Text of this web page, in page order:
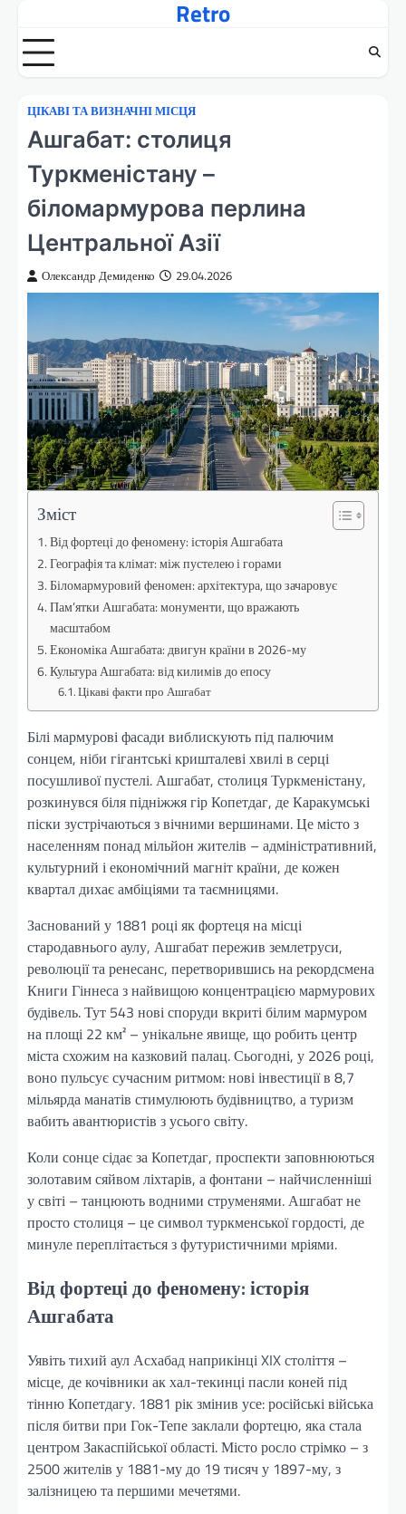
вмісту
Retro
ЦІКАВІ ТА ВИЗНАЧНІ МІСЦЯ
Ашгабат: столиця
Туркменістану –
біломармурова перлина
Центральної Азії
Олександр Демиденко 29.04.2026
Зміст
Від фортеці до феномену: історія Ашгабата
Географія та клімат: між пустелею і горами
Біломармуровий феномен: архітектура, що зачаровує
Пам’ятки Ашгабата: монументи, що вражають
масштабом
Економіка Ашгабата: двигун країни в 2026-му
Культура Ашгабата: від килимів до епосу
Цікаві факти про Ашгабат
Білі мармурові фасади виблискують під палючим
сонцем, ніби гігантські кришталеві хвилі в серці
посушливої пустелі. Ашгабат, столиця Туркменістану,
розкинувся біля підніжжя гір Копетдаг, де Каракумські
піски зустрічаються з вічними вершинами. Це місто з
населенням понад мільйон жителів – адміністративний,
культурний і економічний магніт країни, де кожен
квартал дихає амбіціями та таємницями.
Заснований у 1881 році як фортеця на місці
стародавнього аулу, Ашгабат пережив землетруси,
революції та ренесанс, перетворившись на рекордсмена
Книги Гіннеса з найвищою концентрацією мармурових
будівель. Тут 543 нові споруди вкриті білим мармуром
на площі 22 км² – унікальне явище, що робить центр
міста схожим на казковий палац. Сьогодні, у 2026 році,
воно пульсує сучасним ритмом: нові інвестиції в 8,7
мільярда манатів стимулюють будівництво, а туризм
вабить авантюристів з усього світу.
Коли сонце сідає за Копетдаг, проспекти заповнюються
золотавим сяйвом ліхтарів, а фонтани – найчисленніші
у світі – танцюють водними струменями. Ашгабат не
просто столиця – це символ туркменської гордості, де
минуле переплітається з футуристичними мріями.
Від фортеці до феномену: історія
Ашгабата
Уявіть тихий аул Асхабад наприкінці XIX століття –
місце, де кочівники ак хал-текинці пасли коней під
тінню Копетдагу. 1881 рік змінив усе: російські війська
після битви при Гок-Тепе заклали фортецю, яка стала
центром Закаспійської області. Місто росло стрімко – з
2500 жителів у 1881-му до 19 тисяч у 1897-му, з
залізницею та першими мечетями.